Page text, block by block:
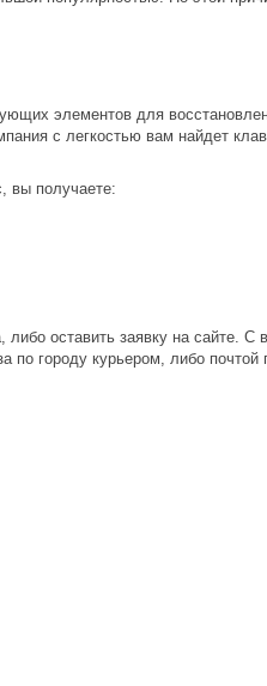
элементов для
с легкостью вам найдет
вы получаете:
оставить заявку на сайте.
по городу курьером, либо почтой